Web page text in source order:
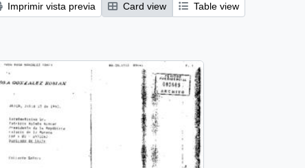
Imprimir vista previa Card view Table view